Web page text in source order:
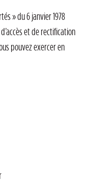
» du 6 janvier 1978
et de rectification
pouvez exercer en